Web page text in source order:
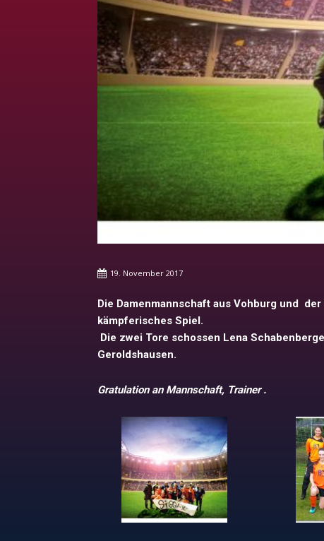
19. November 2017
Die Damenmannschaft aus Vohburg und
kämpferisches Spiel.
Die zwei Tore schossen Lena
Geroldshausen.
Gratulation an Mannschaft, Trainer .